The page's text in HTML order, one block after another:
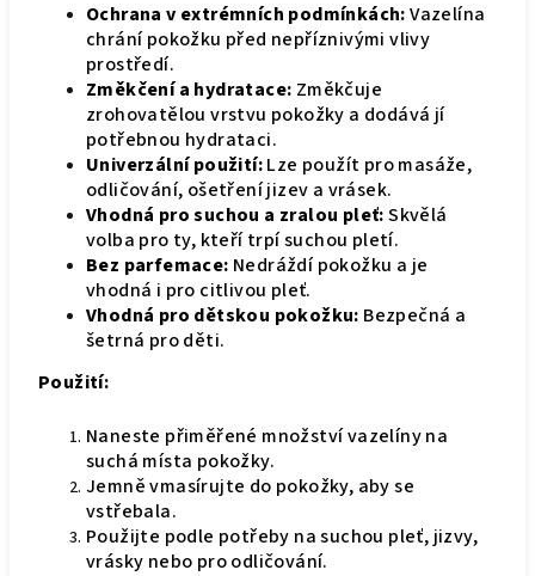
Ochrana v extrémních podmínkách:Vazelína
chrání pokožku před nepříznivými vlivy
prostředí.
Změkčení a hydratace: Změkčuje
zrohovatělou vrstvu pokožky a dodává jí
potřebnou hydrataci.
Univerzální použití:Lze použít pro masáže,
odličování, ošetření jizev a vrásek.
Vhodná pro suchou a zralou pleť:Skvělá
volba pro ty, kteří trpí suchou pletí.
Bez parfemace: Nedráždí pokožku a je
vhodná i pro citlivou pleť.
Vhodná pro dětskou pokožku: Bezpečná a
šetrná pro děti.
Použití:
Naneste přiměřené množství vazelíny na
suchá místa pokožky.
Jemně vmasírujte do pokožky, aby se
vstřebala.
Použijte podle potřeby na suchou pleť, jizvy,
vrásky nebo pro odličování.